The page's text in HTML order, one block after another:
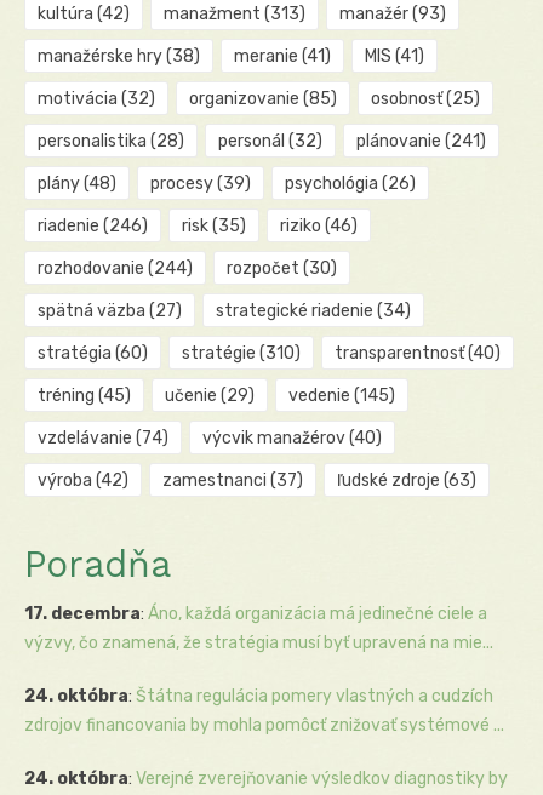
kultúra (42) manažment (313) manažér(93)
manažérske hry(38) meranie (41) MIS (41)
motivácia (32) organizovanie (85) osobnosť(25)
personalistika (28) personál (32) plánovanie (241)
plány(48) procesy(39) psychológia (26)
riadenie (246) risk(35) riziko (46)
rozhodovanie (244) rozpočet (30)
spätná väzba (27) strategické riadenie (34)
stratégia (60) stratégie (310) transparentnosť(40)
tréning (45) učenie (29) vedenie (145)
vzdelávanie (74) výcvik manažérov(40)
výroba (42) zamestnanci (37) ľudské zdroje (63)
Poradňa
17. decembra: Áno, každá organizácia má jedinečné ciele a
výzvy, čo znamená, že stratégia musí byť upravená na mie...
24. októbra: Štátna regulácia pomery vlastných a cudzích
zdrojov financovania by mohla pomôcť znižovať systémové ...
24. októbra: Verejné zverejňovanie výsledkov diagnostiky by